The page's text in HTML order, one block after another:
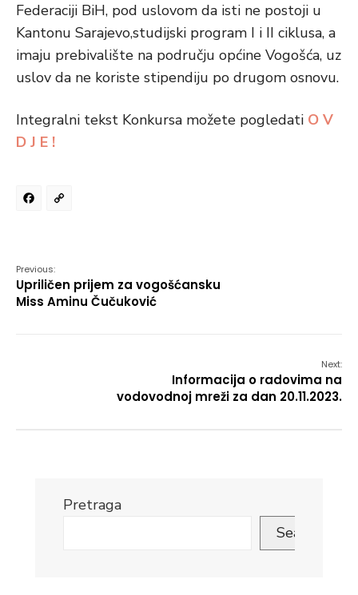
Federaciji BiH, pod uslovom da isti ne postoji u
Kantonu Sarajevo,studijski program I i II ciklusa, a
imaju prebivalište na području općine Vogošća, uz
uslov da ne koriste stipendiju po drugom osnovu.
Integralni tekst Konkursa možete pogledati O V
D J E !
Facebook
Previous:
Upriličen prijem za vogošćansku
Miss Aminu Čučuković
Next:
Informacija o radovima na
vodovodnoj mreži za dan 20.11.2023.
Pretraga
Search